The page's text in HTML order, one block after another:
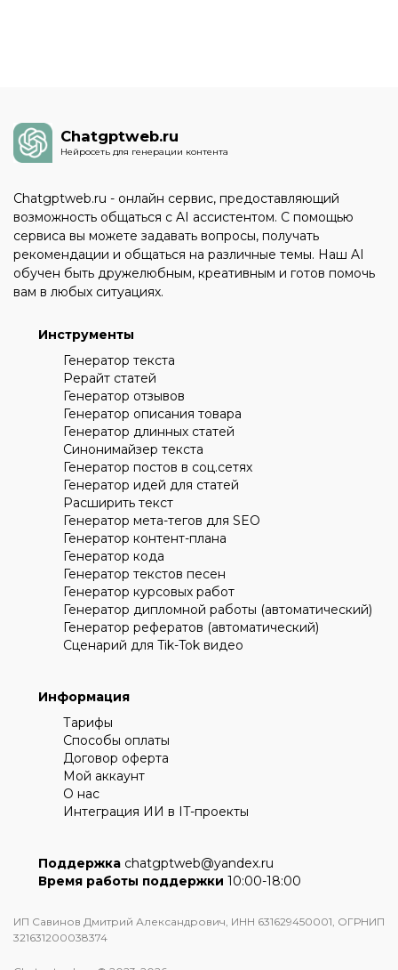
Chatgptweb.ru
Нейросеть для генерации контента
Chatgptweb.ru - онлайн сервис, предоставляющий
возможность общаться с AI ассистентом. С помощью
сервиса вы можете задавать вопросы, получать
рекомендации и общаться на различные темы. Наш AI
обучен быть дружелюбным, креативным и готов помочь
вам в любых ситуациях.
Инструменты
Генератор текста
Рерайт статей
Генератор отзывов
Генератор описания товара
Генератор длинных статей
Синонимайзер текста
Генератор постов в соц.сетях
Генератор идей для статей
Расширить текст
Генератор мета-тегов для SEO
Генератор контент-плана
Генератор кода
Генератор текстов песен
Генератор курсовых работ
Генератор дипломной работы (автоматический)
Генератор рефератов (автоматический)
Сценарий для Tik-Tok видео
Информация
Тарифы
Способы оплаты
Договор оферта
Мой аккаунт
О нас
Интеграция ИИ в IT-проекты
Поддержка chatgptweb@yandex.ru
Время работы поддержки 10:00-18:00
ИП Савинов Дмитрий Александрович, ИНН 631629450001, ОГРНИП
321631200038374